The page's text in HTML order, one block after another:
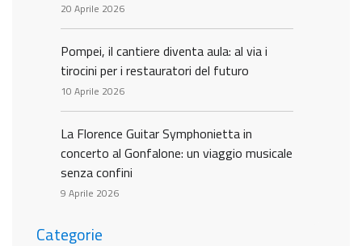
20 Aprile 2026
Pompei, il cantiere diventa aula: al via i
tirocini per i restauratori del futuro
10 Aprile 2026
La Florence Guitar Symphonietta in
concerto al Gonfalone: un viaggio musicale
senza confini
9 Aprile 2026
Categorie